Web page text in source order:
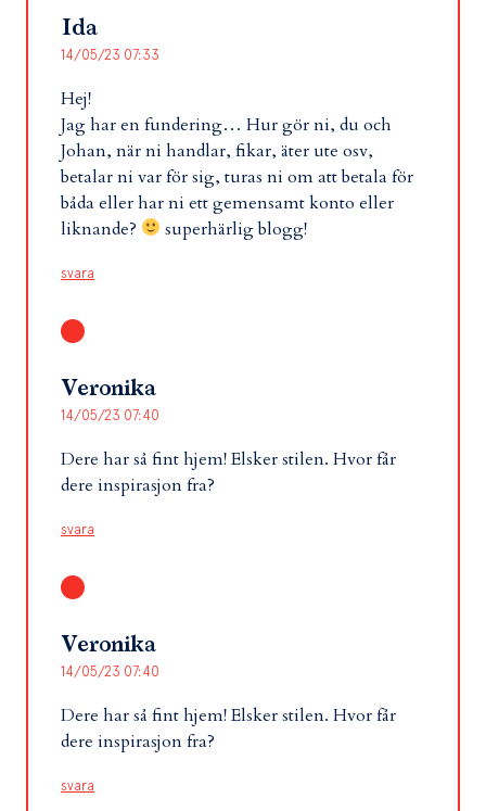
Ida
14/05/23 07:33
Hej!
Jag har en fundering… Hur gör ni, du och
Johan, när ni handlar, fikar, äter ute osv,
betalar ni var för sig, turas ni om att betala för
båda eller har ni ett gemensamt konto eller
liknande?
superhärlig blogg!
svara
Veronika
14/05/23 07:40
Dere har så fint hjem! Elsker stilen. Hvor får
dere inspirasjon fra?
svara
Veronika
14/05/23 07:40
Dere har så fint hjem! Elsker stilen. Hvor får
dere inspirasjon fra?
svara